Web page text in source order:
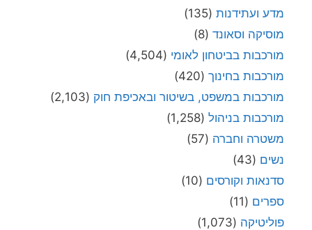
מדע ועתידנות (135)
מוסיקה וסאונד (8)
מורכבות בביטחון לאומי (4,504)
מורכבות בחינוך (420)
מורכבות במשפט, בשיטור ובאכיפת חוק (2,103)
מורכבות בניהול (1,258)
משטרה וחברה (57)
נשים (43)
סדנאות וקורסים (10)
ספרים (11)
פוליטיקה (1,073)